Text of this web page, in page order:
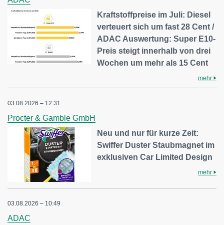
Kraftstoffpreise im Juli: Diesel
verteuert sich um fast 28 Cent /
ADAC Auswertung: Super E10-
Preis steigt innerhalb von drei
Wochen um mehr als 15 Cent
mehr
03.08.2026 – 12:31
Procter & Gamble GmbH
Neu und nur für kurze Zeit:
Swiffer Duster Staubmagnet im
exklusiven Car Limited Design
mehr
03.08.2026 – 10:49
ADAC